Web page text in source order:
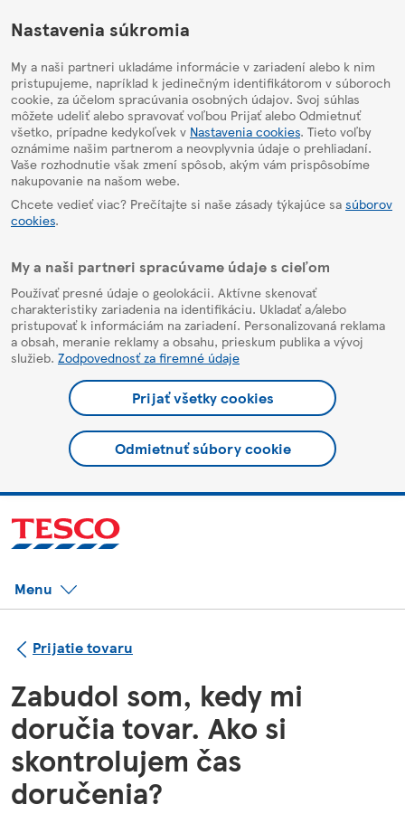
HelpPage
Nastavenia súkromia
My a naši partneri ukladáme informácie v zariadení alebo k nim
pristupujeme, napríklad k jedinečným identifikátorom v súboroch
cookie, za účelom spracúvania osobných údajov. Svoj súhlas
môžete udeliť alebo spravovať voľbou Prijať alebo Odmietnuť
všetko, prípadne kedykoľvek v Nastavenia cookies. Tieto voľby
oznámime našim partnerom a neovplyvnia údaje o prehliadaní.
Vaše rozhodnutie však zmení spôsob, akým vám prispôsobíme
nakupovanie na našom webe.
Chcete vedieť viac? Prečítajte si naše zásady týkajúce sa súborov
cookies.
My a naši partneri spracúvame údaje s cieľom
Používať presné údaje o geolokácii. Aktívne skenovať
charakteristiky zariadenia na identifikáciu. Ukladať a/alebo
pristupovať k informáciám na zariadení. Personalizovaná reklama
a obsah, meranie reklamy a obsahu, prieskum publika a vývoj
služieb. Zodpovednosť za firemné údaje
Prijať všetky cookies
Odmietnuť súbory cookie
Menu
Prijatie tovaru
Zabudol som, kedy mi
doručia tovar. Ako si
skontrolujem čas
doručenia?